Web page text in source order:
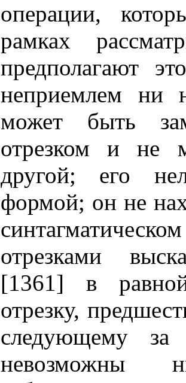
операции,
рамках
предполагают
неприемлем ни
может быть
отрезком и не
другой; его
формой; он не
отрезками
[1361] в
отрезку,
следующему
невозможны